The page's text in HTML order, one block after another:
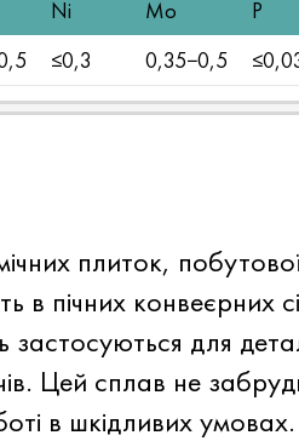
Ni Мо Р
≤0,3 0,35−0,5
плиток,
в пічних конвеєрних
для
Цей сплав не
в шкідливих умовах.